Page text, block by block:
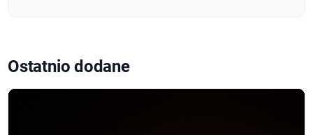
Ostatnio dodane